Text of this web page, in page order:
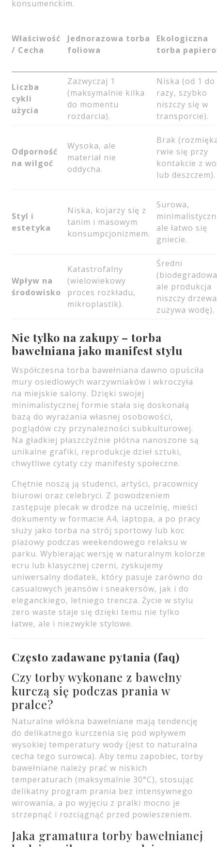
konsumenckim.
Właściwość
/ Cecha
Jednorazowa torba
foliowa
Ekologiczna
torba
Liczba
cykli
użycia
Zazwyczaj 1
(maksymalnie kilka
do momentu
rozdarcia).
Niska (od 1 do
razy, szybko
niszczy się w
transporcie).
Odporność
na wilgoć
Wysoka, ale
materiał nie
oddycha.
Brak
rwie się przy
kontakcie z
lub deszczem).
Styl i
estetyka
Niska, kojarzy się z
tanim i masowym
konsumpcjonizmem.
Surowa,
ale łatwo się
gniecie.
Wpływ na
środowisko
Katastrofalny
(wielowiekowy
proces rozkładu,
mikroplastik).
Średni
ale produkcja
niszczy
zużywa wodę).
Nie tylko na zakupy – torba
bawełniana jako manifest stylu
Współczesna torba bawełniana dawno opuściła
mury osiedlowych warzywniaków i wkroczyła
na miejskie salony. Dzięki swojej
minimalistycznej formie stała się doskonałą
bazą do wyrażania własnej osobowości,
poglądów czy przynależności subkulturowej.
Na gładkiej płaszczyźnie płótna nanoszone są
unikalne grafiki, reprodukcje dzieł sztuki,
chwytliwe cytaty czy manifesty społeczne.
Chętnie noszą ją studenci, artyści, pracownicy
biurowi oraz celebryci. Z powodzeniem
zastępuje plecak w drodze na uczelnię, mieści
dokumenty w formacie A4, laptopa, a po pracy
służy jako torba na strój sportowy lub koc
plażowy podczas weekendowego relaksu w
parku. Wybierając wersję w naturalnym kolorze
ecru lub klasycznej czerni, zyskujemy
uniwersalny dodatek, który pasuje zarówno do
casualowych jeansów i sneakersów, jak i do
eleganckiego, letniego trencza. Życie w stylu
zero waste staje się dzięki temu nie tylko
łatwe, ale i niezwykle stylowe.
Często zadawane pytania (faq)
Czy torby wykonane z bawełny
kurczą się podczas prania w
pralce?
Naturalne włókna bawełniane mają tendencję
do delikatnego kurczenia się pod wpływem
wysokiej temperatury wody (jest to naturalna
cecha tego surowca). Aby temu zapobiec, torby
bawełniane należy prać w niskich
temperaturach (maksymalnie 30°C), stosując
delikatny program prania bez intensywnego
wirowania, a po wyjęciu z pralki mocno je
strzepnąć i rozciągnąć przed powieszeniem.
Jaka gramatura torby bawełnianej